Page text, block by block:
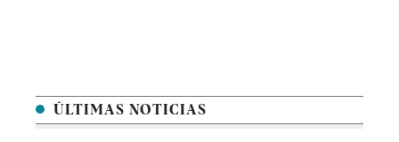
ÚLTIMAS NOTICIAS